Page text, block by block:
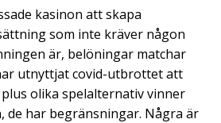
kasinon att skapa
som inte kräver någon
är, belöningar matchar
utnyttjat covid-utbrottet att
olika spelalternativ vinner
de har begränsningar. Några är